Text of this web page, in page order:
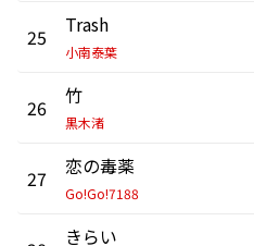
25 Trash
小南泰葉
26 竹
黒木渚
27 恋の毒薬
Go!Go!7188
きらい